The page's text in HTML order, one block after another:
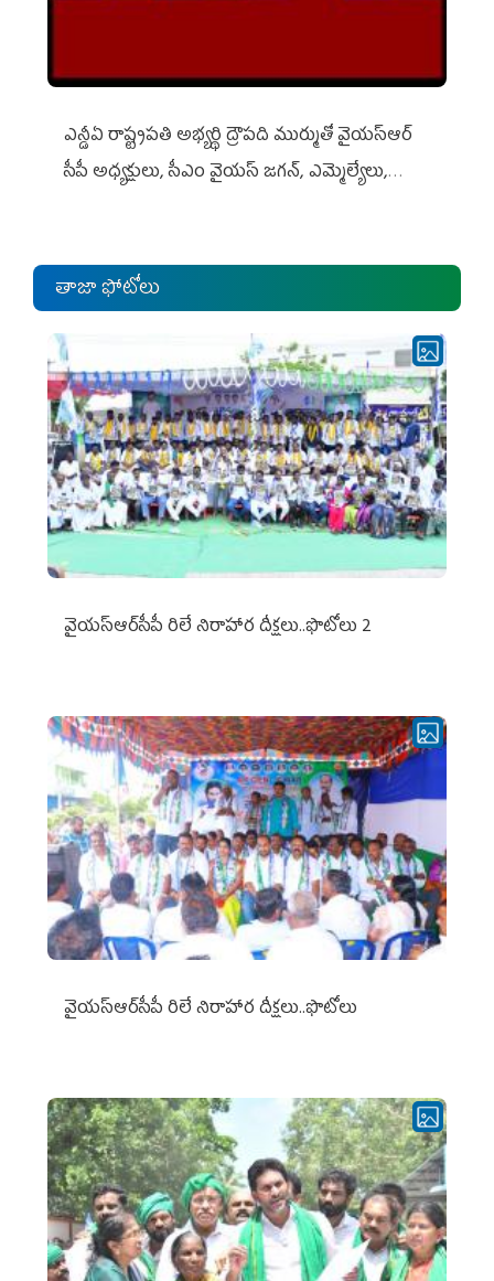
ఎన్డీఏ రాష్ట్ర‌ప‌తి అభ్య‌ర్థి ద్రౌప‌ది ముర్ముతో వైయ‌స్ఆర్
సీపీ అధ్య‌క్షులు, సీఎం వైయ‌స్ జ‌గ‌న్, ఎమ్మెల్యేలు,
తాజా ఫోటోలు
వైయ‌స్ఆర్‌సీపీ రిలే నిరాహార దీక్షలు..ఫొటోలు 2
వైయ‌స్ఆర్‌సీపీ రిలే నిరాహార దీక్షలు..ఫొటోలు